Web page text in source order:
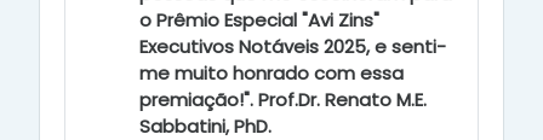
o Prêmio Especial "Avi Zins"
Executivos Notáveis 2025, e senti-
me muito honrado com essa
premiação!". Prof.Dr. Renato M.E.
Sabbatini, PhD.